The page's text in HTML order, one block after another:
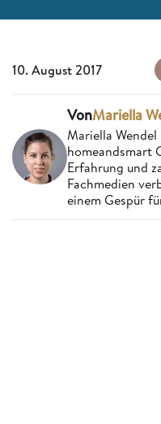
10. August 2017
VonMariella
Mariella
homeandsmart
Erfahrung und
Fachmedien
einem Gespür